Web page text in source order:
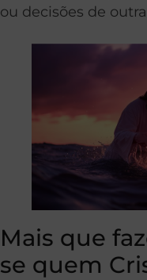
ou decisões de
Mais que
se quem